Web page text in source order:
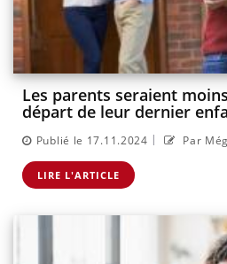
Les parents seraient
départ de leur dernier
Publié le 17.11.2024 | Par
LIRE L'ARTICLE